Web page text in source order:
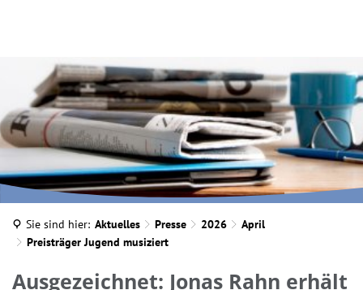
INA MARTELLA, © IM
Sie sind hier: Aktuelles Presse 2026
April
Preisträger Jugend musiziert
Ausgezeichnet: Jonas Rahn erhält